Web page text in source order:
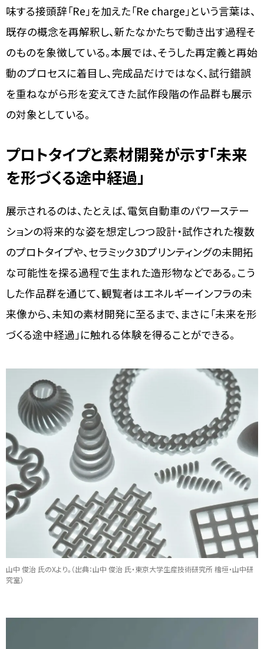
味する接頭辞「Re」を加えた「Re charge」という言葉は、
既存の概念を再解釈し、新たなかたちで動き出す過程そ
のものを象徴している。本展では、そうした再定義と再始
動のプロセスに着目し、完成品だけではなく、試行錯誤
を重ねながら形を変えてきた試作段階の作品群も展示
の対象としている。
プロトタイプと素材開発が示す「未来
を形づくる途中経過」
展示されるのは、たとえば、電気自動車のパワーステー
ションの将来的な姿を想定しつつ設計・試作された複数
のプロトタイプや、セラミック3Dプリンティングの未開拓
な可能性を探る過程で生まれた造形物などである。こう
した作品群を通じて、観覧者はエネルギーインフラの未
来像から、未知の素材開発に至るまで、まさに「未来を形
づくる途中経過」に触れる体験を得ることができる。
山中 俊治 氏のXより。（出典：山中 俊治 氏・東京大学生産技術研究所 檜垣・山中研
究室）